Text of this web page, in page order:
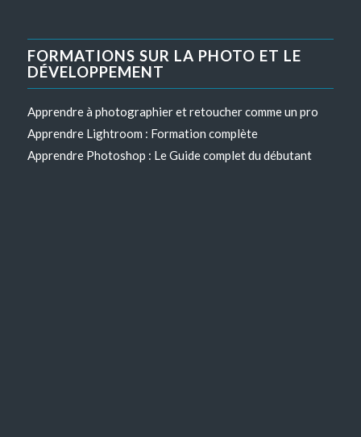
FORMATIONS SUR LA PHOTO ET LE
DÉVELOPPEMENT
Apprendre à photographier et retoucher comme un pro
Apprendre Lightroom : Formation complète
Apprendre Photoshop : Le Guide complet du débutant